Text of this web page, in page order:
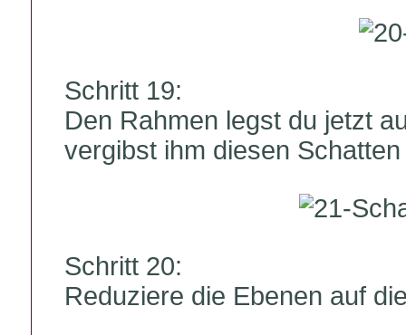
Schritt 19:
Den Rahmen legst du jetzt
vergibst ihm diesen
Schritt 20:
Reduziere die Ebenen auf